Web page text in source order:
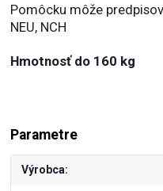
Pomôcku môže
NEU, NCH
Hmotnosť do 160 kg
Parametre
Výrobca